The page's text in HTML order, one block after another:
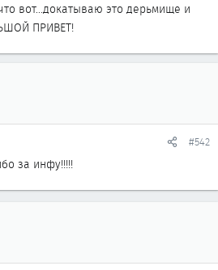
что вот...докатываю это дерьмище и
ПРИВЕТ!
#542
за инфу!!!!!